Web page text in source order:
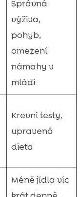
Správná
výživa,
pohyb,
omezení
námahy v
mládí
Krevní testy,
upravená
dieta
Méně jídla víc